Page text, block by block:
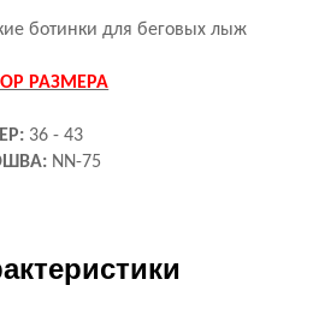
ботинки для беговых лыж
РАЗМЕРА
36 - 43
NN-75